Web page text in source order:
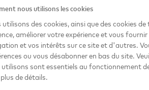
nous utilisons les cookies
utilisons des cookies, ainsi que des cookies
améliorer votre expérience et vous
et vos intérêts sur ce site et d'autres.
ou vous désabonner en bas du site.
utilisons sont essentiels au fonctionnement
de détails.